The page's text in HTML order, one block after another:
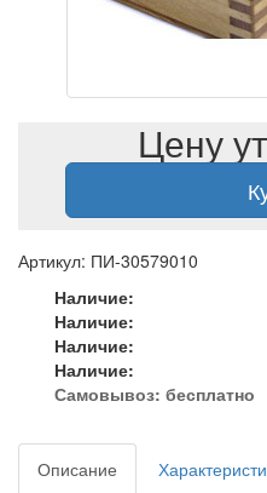
Цену
Артикул: ПИ-30579010
Наличие:
Наличие:
Наличие:
Наличие:
Самовывоз: бесплатно
Описание